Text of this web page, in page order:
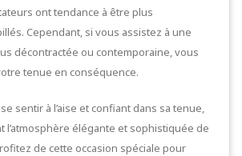
ont tendance à être plus
Cependant, si vous assistez à une
décontractée ou contemporaine, vous
tenue en conséquence.
sentir à l’aise et confiant dans sa tenue,
l’atmosphère élégante et sophistiquée de
de cette occasion spéciale pour